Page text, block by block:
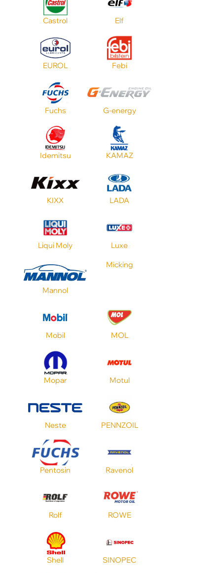
ATF Mercon
Стандарт ACEA
Castrol Elf
EUROL Febi
Fuchs G-energy
Idemitsu KAMAZ
KIXX LADA
Liqui Moly Luxe
Mannol
Micking
Mobil MOL
Mopar Motul
Neste PENNZOIL
Pentosin Ravenol
Rolf ROWE
Shell SINOPEC